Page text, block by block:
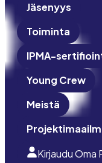
Jäsenyys
Toiminta
IPMA-
Young Crew
Meistä
Kirjaudu Oma